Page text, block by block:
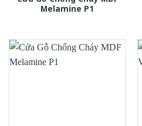
Melamine P1